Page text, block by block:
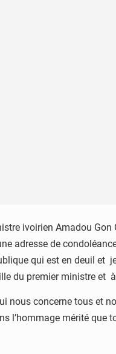
ivoirien Amadou
adresse de
qui est en deuil et
du premier ministre et
nous concerne tous et
l’hommage mérité que